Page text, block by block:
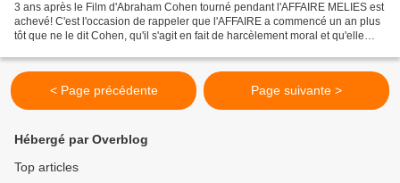
3 ans après le Film d'Abraham Cohen tourné pendant l'AFFAIRE MELIES est
achevé! C'est l'occasion de rappeler que l'AFFAIRE a commencé un an plus
tôt que ne le dit Cohen, qu'il s'agit en fait de harcèlement moral et qu'elle
< Page précédente Page suivante >
Hébergé par Overblog
Top articles